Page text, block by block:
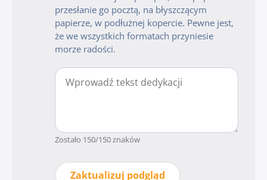
przesłanie go pocztą, na błyszczącym
papierze, w podłużnej kopercie. Pewne jest,
że we wszystkich formatach przyniesie
morze radości.
Zostało 150/150 znaków
Zaktualizuj podgląd